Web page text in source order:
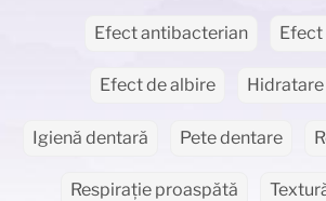
Efect antibacterian
Efect de albire
Igienă dentară Pete dentare
Respirație proaspătă